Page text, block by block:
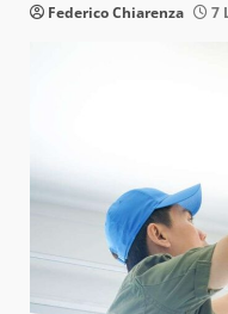
Federico Chiarenza 7